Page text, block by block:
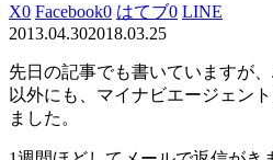
X0 Facebook0 はてブ0 LINE
2013.04.302018.03.25
先日の記事でも書いていますが
以外にも、マイナビエージェン
ました。